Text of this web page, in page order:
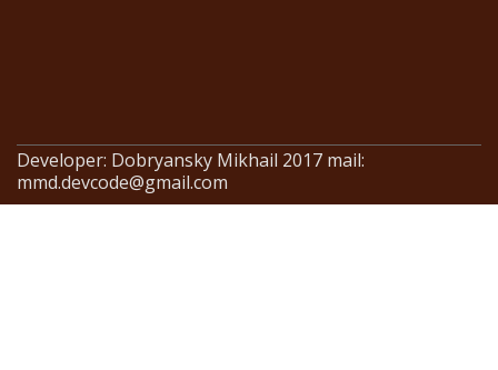
Developer: Dobryansky Mikhail 2017 mail:
mmd.devcode@gmail.com